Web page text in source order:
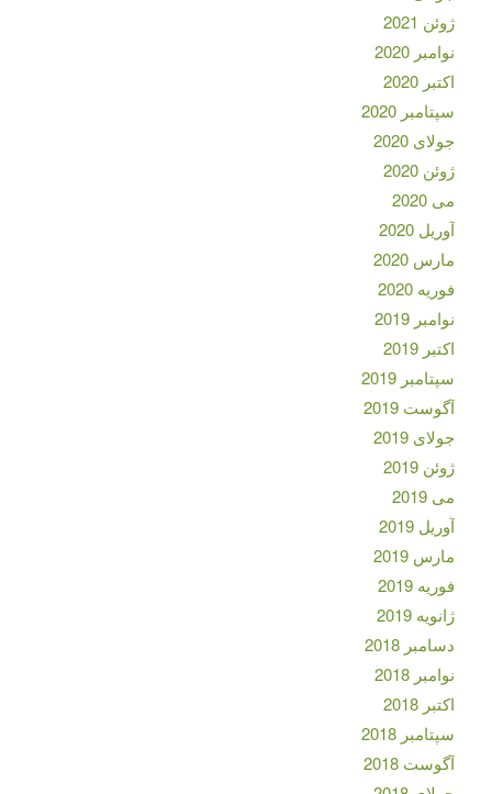
ژوئن 2021
نوامبر 2020
اکتبر 2020
سپتامبر 2020
جولای 2020
ژوئن 2020
می 2020
آوریل 2020
مارس 2020
فوریه 2020
نوامبر 2019
اکتبر 2019
سپتامبر 2019
آگوست 2019
جولای 2019
ژوئن 2019
می 2019
آوریل 2019
مارس 2019
فوریه 2019
ژانویه 2019
دسامبر 2018
نوامبر 2018
اکتبر 2018
سپتامبر 2018
آگوست 2018